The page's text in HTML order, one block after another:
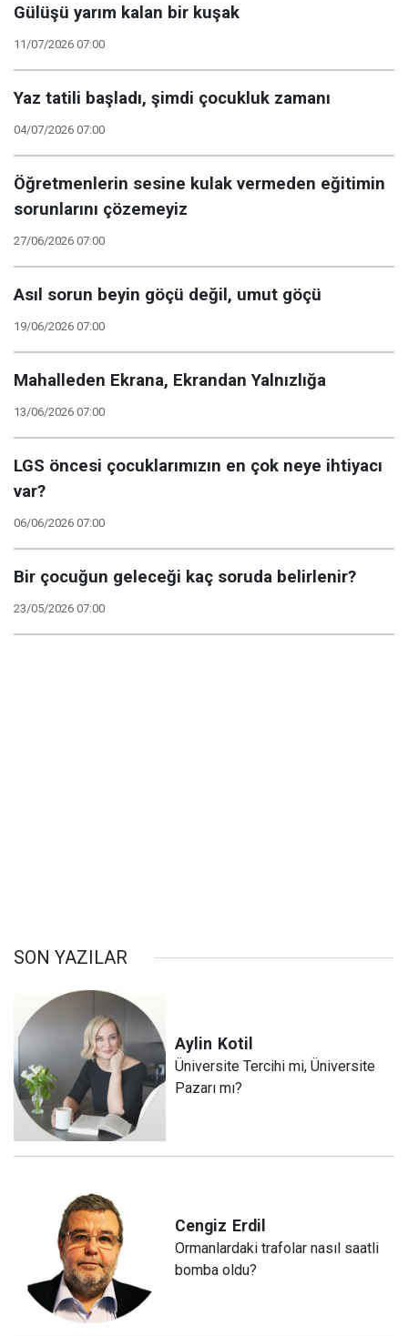
Gülüşü yarım kalan bir kuşak
11/07/2026 07:00
Yaz tatili başladı, şimdi çocukluk zamanı
04/07/2026 07:00
Öğretmenlerin sesine kulak vermeden eğitimin
sorunlarını çözemeyiz
27/06/2026 07:00
Asıl sorun beyin göçü değil, umut göçü
19/06/2026 07:00
Mahalleden Ekrana, Ekrandan Yalnızlığa
13/06/2026 07:00
LGS öncesi çocuklarımızın en çok neye ihtiyacı
var?
06/06/2026 07:00
Bir çocuğun geleceği kaç soruda belirlenir?
23/05/2026 07:00
SON YAZILAR
Aylin Kotil
Üniversite Tercihi mi, Üniversite
Pazarı mı?
Cengiz Erdil
Ormanlardaki trafolar nasıl saatli
bomba oldu?